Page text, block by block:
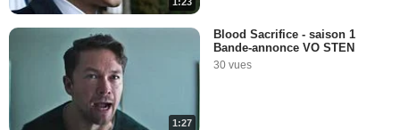
1:27
Blood Sacrifice - saison 1
Bande-annonce VO STEN
30 vues